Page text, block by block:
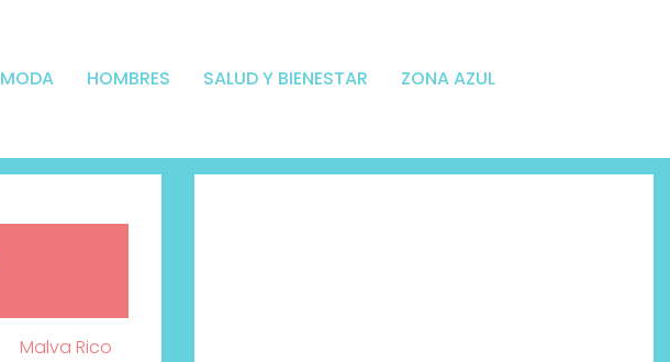
MODA HOMBRES SALUD Y BIENESTAR ZONA AZUL
Malva Rico